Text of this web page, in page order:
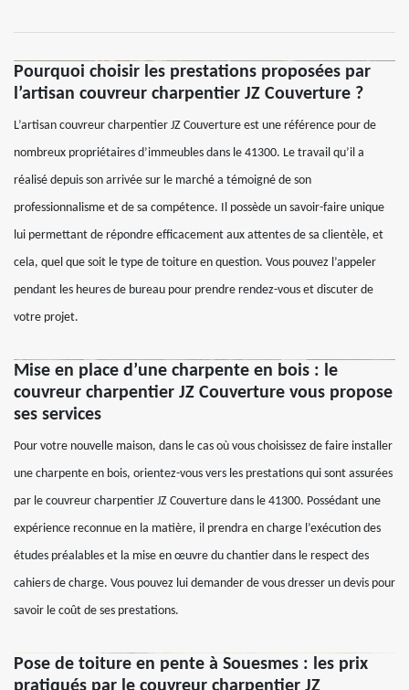
Pourquoi choisir les prestations proposées par
l’artisan couvreur charpentier JZ Couverture ?
L’artisan couvreur charpentier JZ Couverture est une référence pour de
nombreux propriétaires d’immeubles dans le 41300. Le travail qu’il a
réalisé depuis son arrivée sur le marché a témoigné de son
professionnalisme et de sa compétence. Il possède un savoir-faire unique
lui permettant de répondre efficacement aux attentes de sa clientèle, et
cela, quel que soit le type de toiture en question. Vous pouvez l’appeler
pendant les heures de bureau pour prendre rendez-vous et discuter de
votre projet.
Mise en place d’une charpente en bois : le
couvreur charpentier JZ Couverture vous propose
ses services
Pour votre nouvelle maison, dans le cas où vous choisissez de faire installer
une charpente en bois, orientez-vous vers les prestations qui sont assurées
par le couvreur charpentier JZ Couverture dans le 41300. Possédant une
expérience reconnue en la matière, il prendra en charge l’exécution des
études préalables et la mise en œuvre du chantier dans le respect des
cahiers de charge. Vous pouvez lui demander de vous dresser un devis pour
savoir le coût de ses prestations.
Pose de toiture en pente à Souesmes : les prix
pratiqués par le couvreur charpentier JZ